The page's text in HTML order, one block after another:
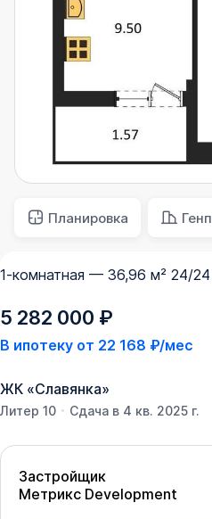
Планировка
1-комнатная — 36,96 м² 24/24
5 282 000 ₽
В ипотеку от 22 168 ₽/мес
ЖК «Славянка»
Литер 10 Сдача в 4 кв. 2025 г.
Застройщик
Метрикс Development